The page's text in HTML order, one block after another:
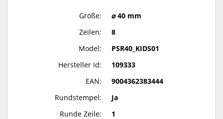
Größe:
⌀ 40 mm
Zeilen:
8
Model:
PSR40_KIDS01
Hersteller Id:
109333
EAN:
9004362383444
Rundstempel:
Ja
Runde Zeile:
1